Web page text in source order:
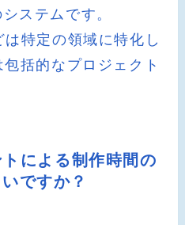
ステムです。
特定の領域に特化し
括的なプロジェクト
による制作時間の
ですか？